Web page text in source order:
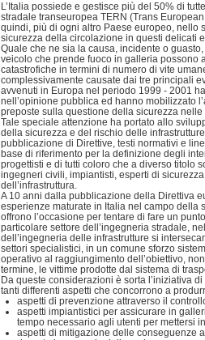
L’Italia possiede e gestisce più del 50% di
stradale transeuropea TERN (Trans
quindi, più di ogni altro Paese europeo, nello
sicurezza della circolazione in questi delicati
Quale che ne sia la causa, incidente o
veicolo che prende fuoco in galleria possono
catastrofiche in termini di numero di vite
complessivamente causate dai tre principali
avvenuti in Europa nel periodo 1999 - 2001
nell’opinione pubblica ed hanno mobilizzato
preposte sulla questione della sicurezza
Tale speciale attenzione ha portato allo
della sicurezza e del rischio delle
pubblicazione di Direttive, testi normativi e
base di riferimento per la definizione degli
progettisti e di tutti coloro che a diverso titolo
ingegneri civili, impiantisti, esperti di
dell’infrastruttura.
A 10 anni dalla pubblicazione della Direttiva
esperienze maturate in Italia nel campo della
offrono l’occasione per tentare di fare un
particolare settore dell’ingegneria stradale,
dell’ingegneria delle infrastrutture si
settori specialistici, in un comune sforzo
operativo al raggiungimento dell’obiettivo,
termine, le vittime prodotte dal sistema di
Da queste considerazioni è sorta l’iniziativa
tanti differenti aspetti che concorrono a
aspetti di prevenzione attraverso il
aspetti impiantistici per assicurare in
tempo necessario agli utenti per mettersi
aspetti di mitigazione delle conseguenze